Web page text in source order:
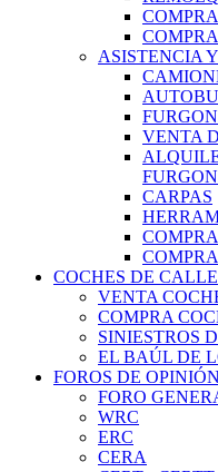
ASISTENCIA
VENTA
CARPAS
COCHES DE CALLE
VENTA
COMPRA
SINIESTROS
EL BAÚL DE
FOROS DE OPINIÓN
FORO
WRC
ERC
CERA